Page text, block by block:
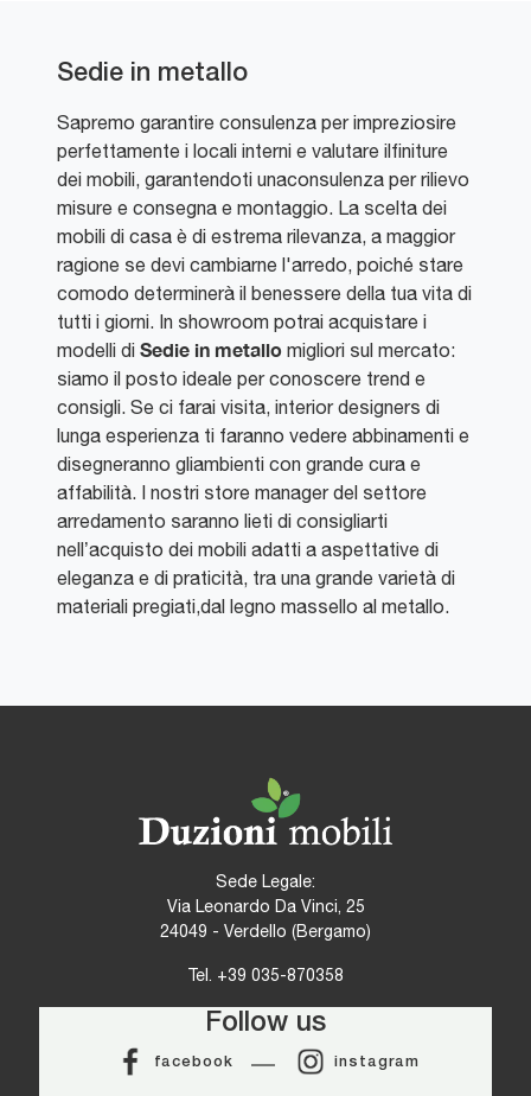
Sedie in metallo
Sapremo garantire consulenza per impreziosire
perfettamente i locali interni e valutare ilfiniture
dei mobili, garantendoti unaconsulenza per rilievo
misure e consegna e montaggio. La scelta dei
mobili di casa è di estrema rilevanza, a maggior
ragione se devi cambiarne l'arredo, poiché stare
comodo determinerà il benessere della tua vita di
tutti i giorni. In showroom potrai acquistare i
modelli di Sedie in metallo migliori sul mercato:
siamo il posto ideale per conoscere trend e
consigli. Se ci farai visita, interior designers di
lunga esperienza ti faranno vedere abbinamenti e
disegneranno gliambienti con grande cura e
affabilità. I nostri store manager del settore
arredamento saranno lieti di consigliarti
nell’acquisto dei mobili adatti a aspettative di
eleganza e di praticità, tra una grande varietà di
materiali pregiati,dal legno massello al metallo.
Sede Legale:
Via Leonardo Da Vinci, 25
24049 - Verdello (Bergamo)
Tel. +39 035-870358
Follow us
facebook instagram